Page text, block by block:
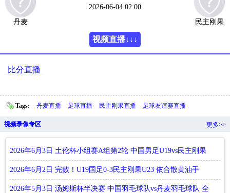
丹麦
2026-06-04 02:00
民主刚果
视频直播↓↓↓
比分直播
Tags: 丹麦直播 足球直播 民主刚果直播 足球友谊赛直播
视频录像专区 更多>>
2026年6月3日 土伦杯小组赛A组第2轮 中国男足U19vs民主刚果
U23
2026年6月2日 完败！U19国足0-3民主刚果U23 依合散黄油手
U19国足
2026年5月3日 汤姆斯杯半决赛 中国羽毛球队vs丹麦羽毛球队 全